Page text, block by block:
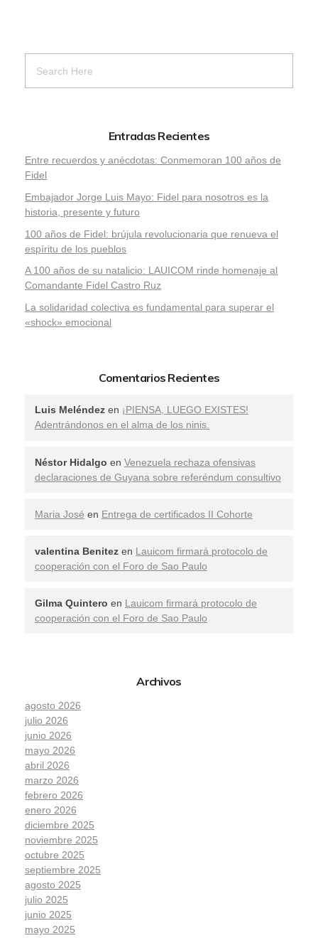
Entradas Recientes
Entre recuerdos y anécdotas: Conmemoran 100 años de
Fidel
Embajador Jorge Luis Mayo: Fidel para nosotros es la
historia, presente y futuro
100 años de Fidel: brújula revolucionaria que renueva el
espíritu de los pueblos
A 100 años de su natalicio: LAUICOM rinde homenaje al
Comandante Fidel Castro Ruz
La solidaridad colectiva es fundamental para superar el
«shock» emocional
Comentarios Recientes
Luis Meléndez en ¡PIENSA, LUEGO EXISTES!
Adentrándonos en el alma de los ninis.
Néstor Hidalgo en Venezuela rechaza ofensivas
declaraciones de Guyana sobre referéndum consultivo
Maria José en Entrega de certificados II Cohorte
valentina Benitez en Lauicom firmará protocolo de
cooperación con el Foro de Sao Paulo
Gilma Quintero en Lauicom firmará protocolo de
cooperación con el Foro de Sao Paulo
Archivos
agosto 2026
julio 2026
junio 2026
mayo 2026
abril 2026
marzo 2026
febrero 2026
enero 2026
diciembre 2025
noviembre 2025
octubre 2025
septiembre 2025
agosto 2025
julio 2025
junio 2025
mayo 2025